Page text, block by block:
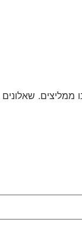
שאלונים